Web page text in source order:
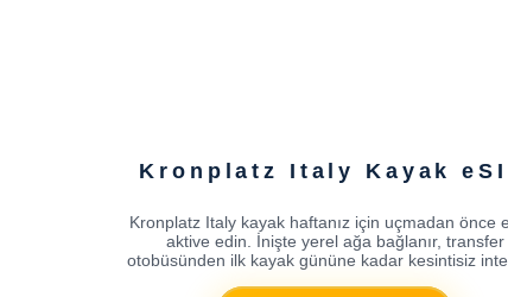
Kronplatz Italy Kayak
Kronplatz Italy kayak haftanız için uçmadan önce
aktive edin. İnişte yerel ağa bağlanır, transfer
otobüsünden ilk kayak gününe kadar kesintisiz